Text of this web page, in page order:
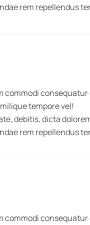
rem repellendus
tempore vel!
debitis, dicta
rem repellendus